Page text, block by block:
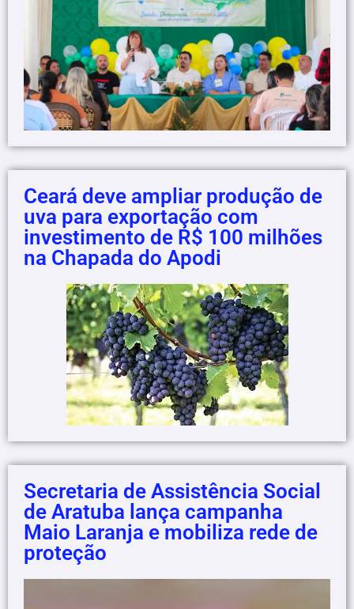
Ceará deve ampliar produção de
uva para exportação com
investimento de R$ 100 milhões
na Chapada do Apodi
Secretaria de Assistência Social
de Aratuba lança campanha
Maio Laranja e mobiliza rede de
proteção